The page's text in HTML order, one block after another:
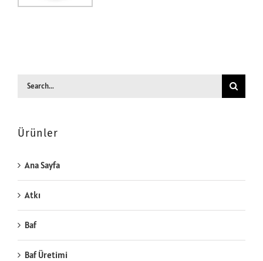
Search
Ürünler
Ana Sayfa
Atkı
Baf
Baf Üretimi